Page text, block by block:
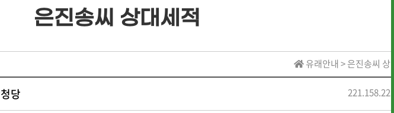
· 쌍청당상 소개
은진송씨 상대세적
유래안내 > 은진송씨 상
당